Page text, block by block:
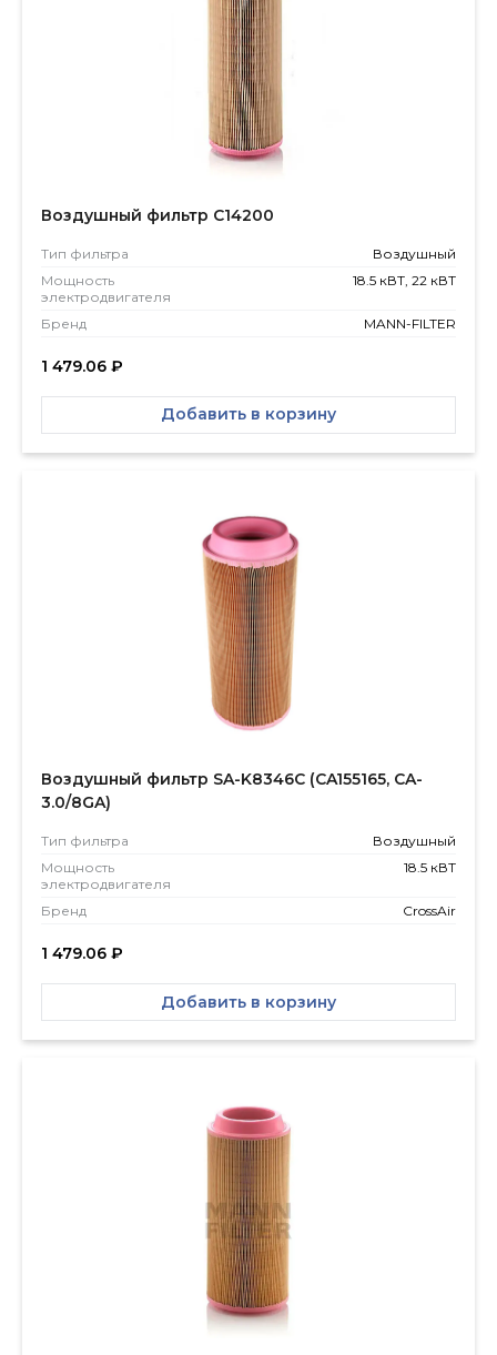
Воздушный фильтр C14200
Тип фильтра
Воздушный
Мощность
электродвигателя
18.5 кВТ, 22 кВТ
Бренд MANN-FILTER
1 479.06 ₽
Добавить в корзину
Воздушный фильтр SA-K8346C (CA155165, CA-
3.0/8GA)
Тип фильтра
Воздушный
Мощность
электродвигателя
18.5 кВТ
Бренд CrossAir
1 479.06 ₽
Добавить в корзину